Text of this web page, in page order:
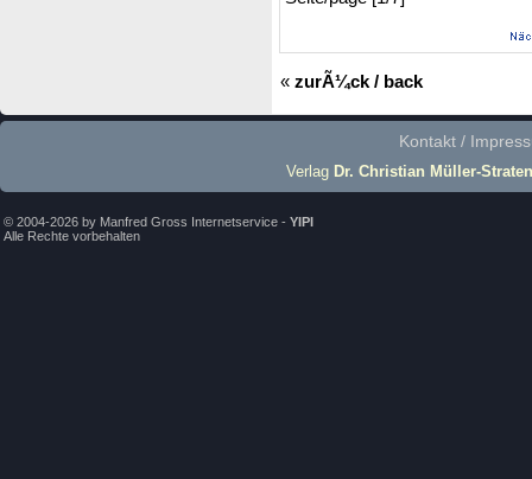
« zurÃ¼ck / back
Kontakt /
Verlag Dr. Christian Müller-Straten
© 2004-2026 by Manfred Gross Internetservice - YIPI
Alle Rechte vorbehalten